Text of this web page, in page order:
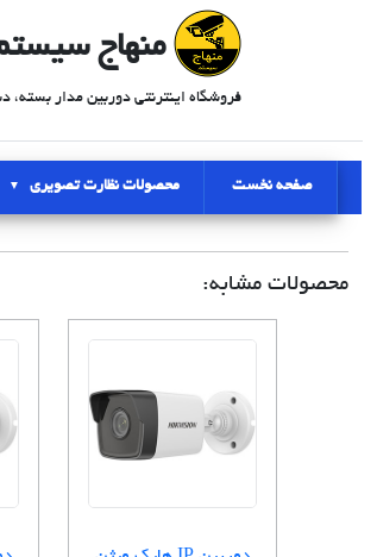
منهاج
فروشگاه اینترنتی دوربین مدار
صفحه نخست محصولات نظارت تصویری
محصولات مشابه: